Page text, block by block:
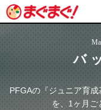
バ
PFGAの『ジュニア育成
を、1ヶ月ご